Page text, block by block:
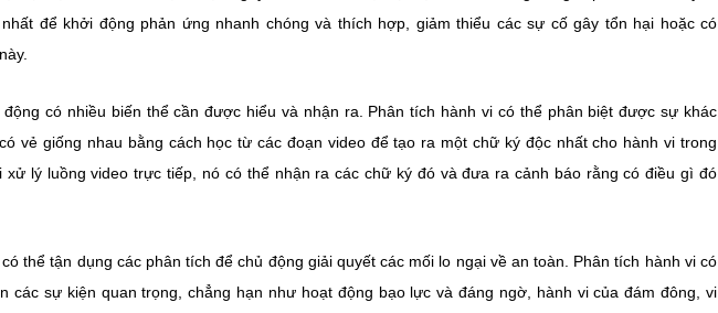
để khởi động phản ứng nhanh chóng và thích hợp, giảm thiểu các sự cố gây tổn hại hoặc có
có nhiều biến thể cần được hiểu và nhận ra. Phân tích hành vi có thể phân biệt được sự khác
vẻ giống nhau bằng cách học từ các đoạn video để tạo ra một chữ ký độc nhất cho hành vi trong
xử lý luồng video trực tiếp, nó có thể nhận ra các chữ ký đó và đưa ra cảnh báo rằng có điều gì đó
thể tận dụng các phân tích để chủ động giải quyết các mối lo ngại về an toàn. Phân tích hành vi có
các sự kiện quan trọng, chẳng hạn như hoạt động bạo lực và đáng ngờ, hành vi của đám đông, vi